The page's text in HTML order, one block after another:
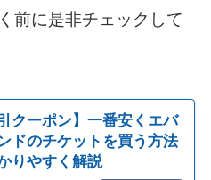
前に是非チェックして
引クーポン】一番安くエバ
ドのチケットを買う方法
りやすく解説